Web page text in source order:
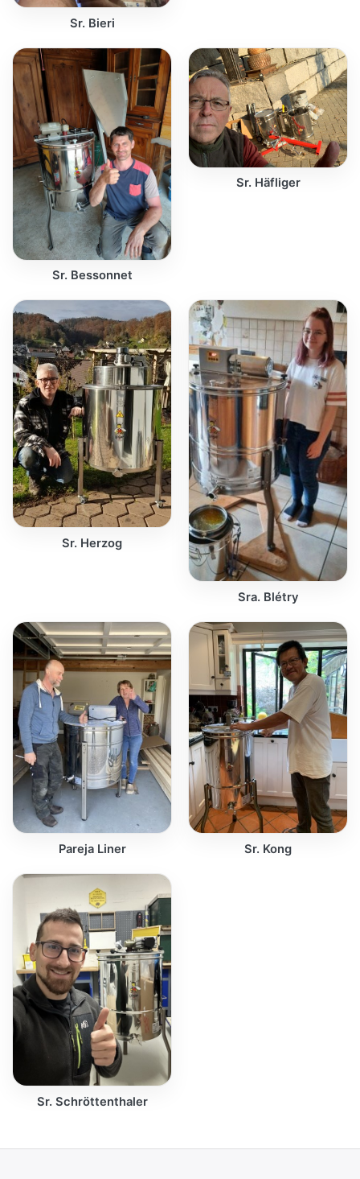
Sr. Bieri
Sr. Bessonnet
Sr. Häfliger
Sr. Herzog
Sra. Blétry
Pareja Liner Sr. Kong
Sr. Schröttenthaler